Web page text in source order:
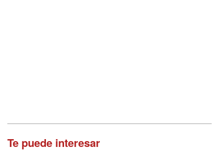
Te puede interesar